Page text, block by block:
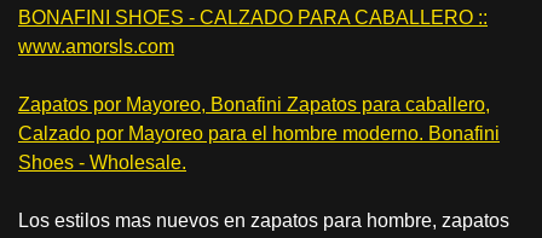
BONAFINI SHOES - CALZADO PARA CABALLERO ::
www.amorsls.com
Zapatos por Mayoreo, Bonafini Zapatos para caballero,
Calzado por Mayoreo para el hombre moderno. Bonafini
Shoes - Wholesale.
Los estilos mas nuevos en zapatos para hombre, zapatos